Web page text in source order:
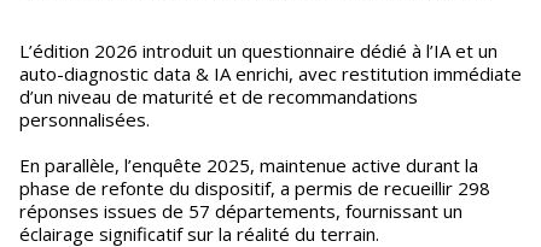
L’édition 2026 introduit un questionnaire dédié à l’IA et un
auto-diagnostic data & IA enrichi, avec restitution immédiate
d’un niveau de maturité et de recommandations
personnalisées.
En parallèle, l’enquête 2025, maintenue active durant la
phase de refonte du dispositif, a permis de recueillir 298
réponses issues de 57 départements, fournissant un
éclairage significatif sur la réalité du terrain.